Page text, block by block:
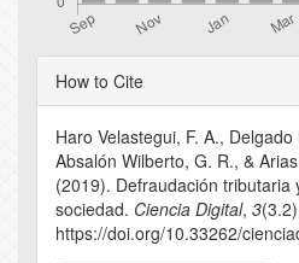
Article
Details
How to Cite
Haro Velastegui, F. A.,
Absalón Wilberto, G. R., &
(2019). Defraudación tributaria
sociedad. Ciencia Digital, 3
https://doi.org/10.33262/